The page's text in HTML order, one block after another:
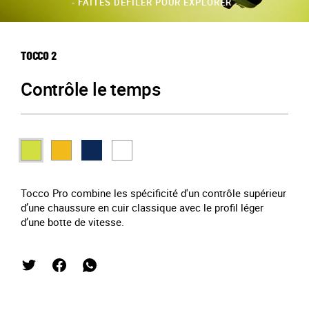
TOCCO 2
Contrôle le temps
Tocco Pro combine les spécificité d'un contrôle supérieur
d’une chaussure en cuir classique avec le profil léger
d’une botte de vitesse.